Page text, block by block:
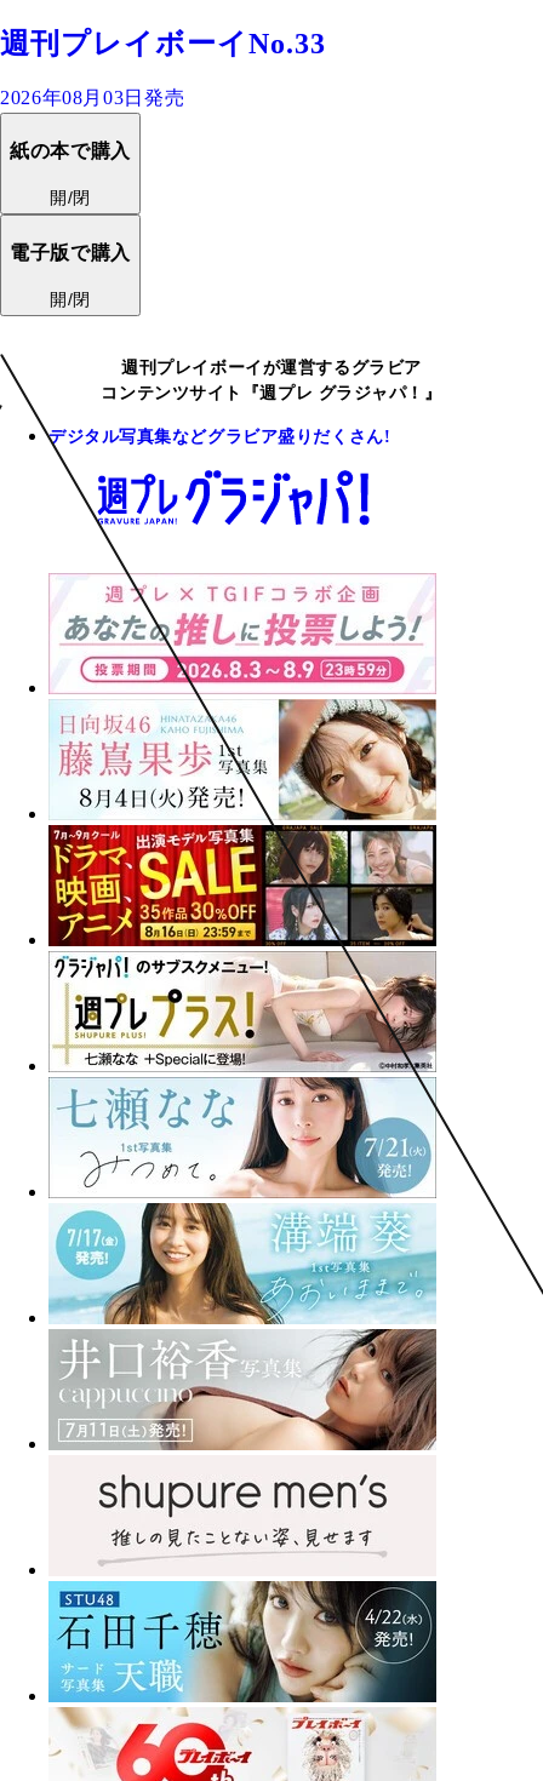
週刊プレイボーイNo.33
2026年08月03日発売
紙の本で購入
開/閉
電子版で購入
開/閉
週刊プレイボーイが運営するグラビア
コンテンツサイト『週プレ グラジャパ！』
デジタル写真集などグラビア盛りだくさん!